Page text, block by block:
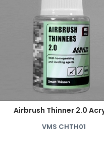
Airbrush Thinner 2.0
VMS CHTH01